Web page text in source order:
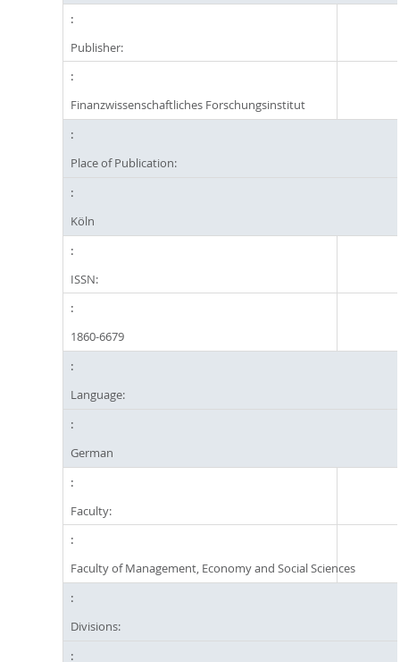
Publisher:
Finanzwissenschaftliches Forschungsinstitut
Place of Publication:
Köln
ISSN:
1860-6679
Language:
German
Faculty:
Faculty of Management, Economy and Social Sciences
Divisions: